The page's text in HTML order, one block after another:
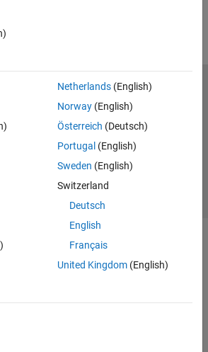
Netherlands(English)
Norway(English)
Österreich (Deutsch)
Portugal (English)
Sweden (English)
Switzerland
Deutsch
English
Français
United Kingdom(English)
Datenschutz-Richtlinien
Status von Anwendungen
Inc.
Website auswählen
Deutschland